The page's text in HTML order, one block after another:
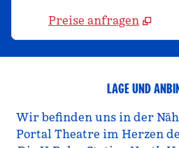
Preise anfragen
LAGE UND
Wir befinden uns in der
Portal Theatre im Herzen